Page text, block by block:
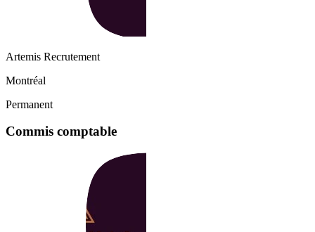
Artemis Recrutement
Montréal
Permanent
Commis comptable